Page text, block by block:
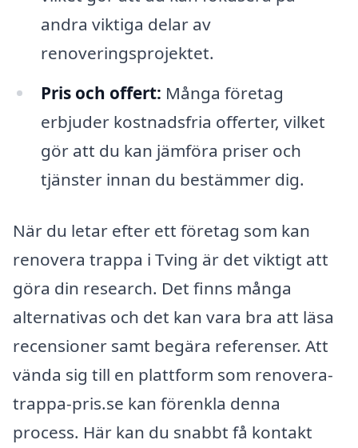
andra viktiga delar av
renoveringsprojektet.
Pris och offert: Många företag
erbjuder kostnadsfria offerter, vilket
gör att du kan jämföra priser och
tjänster innan du bestämmer dig.
När du letar efter ett företag som kan
renovera trappa i Tving är det viktigt att
göra din research. Det finns många
alternativas och det kan vara bra att läsa
recensioner samt begära referenser. Att
vända sig till en plattform som renovera-
trappa-pris.se kan förenkla denna
process. Här kan du snabbt få kontakt